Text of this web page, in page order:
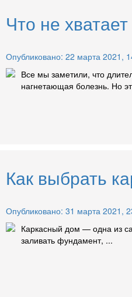
Что не
Опубликовано: 22 марта 2021,
Все мы заметили, что
нагнетающая болезнь. Но
Как выбрать
Опубликовано: 31 марта 2021,
Каркасный дом — одна из
заливать фундамент, ...